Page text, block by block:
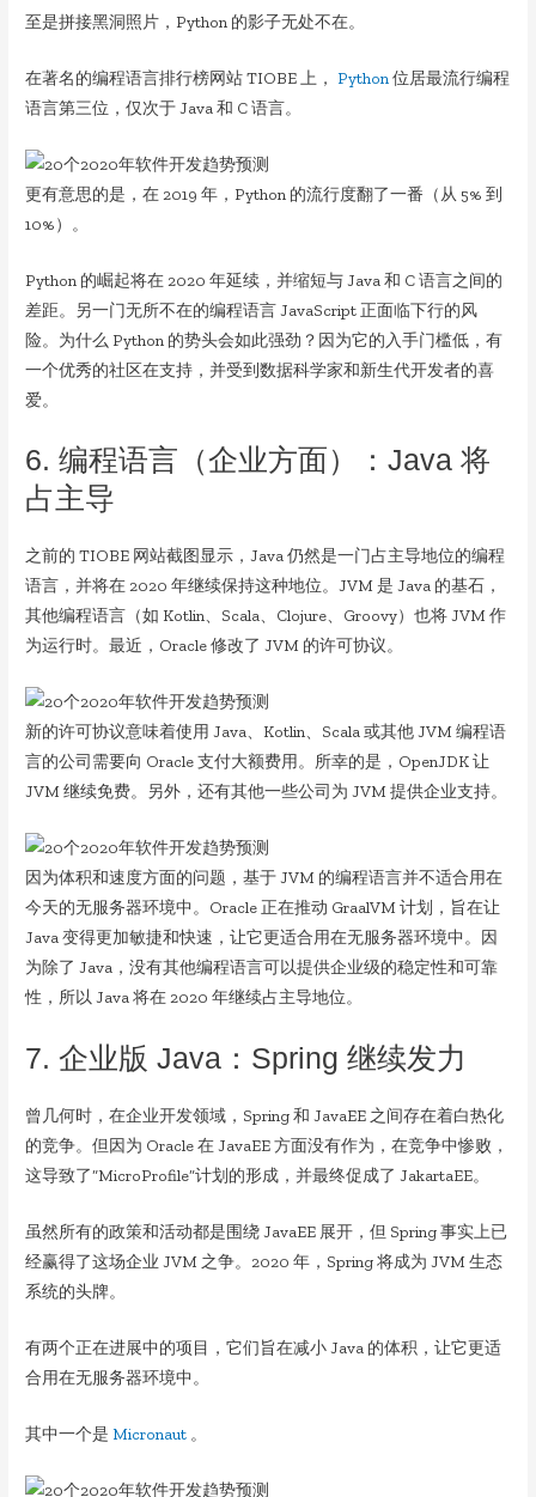
至是拼接黑洞照片，Python 的影子无处不在。
在著名的编程语言排行榜网站 TIOBE 上， Python位居最流行编程
语言第三位，仅次于 Java 和 C 语言。
更有意思的是，在 2019 年，Python 的流行度翻了一番（从 5% 到
10%）。
Python 的崛起将在 2020 年延续，并缩短与 Java 和 C 语言之间的
差距。另一门无所不在的编程语言 JavaScript 正面临下行的风
险。为什么 Python 的势头会如此强劲？因为它的入手门槛低，有
一个优秀的社区在支持，并受到数据科学家和新生代开发者的喜
爱。
6. 编程语言（企业方面）：Java 将
占主导
之前的 TIOBE 网站截图显示，Java 仍然是一门占主导地位的编程
语言，并将在 2020 年继续保持这种地位。JVM 是 Java 的基石，
其他编程语言（如 Kotlin、Scala、Clojure、Groovy）也将 JVM 作
为运行时。最近，Oracle 修改了 JVM 的许可协议。
新的许可协议意味着使用 Java、Kotlin、Scala 或其他 JVM 编程语
言的公司需要向 Oracle 支付大额费用。所幸的是，OpenJDK 让
JVM 继续免费。另外，还有其他一些公司为 JVM 提供企业支持。
因为体积和速度方面的问题，基于 JVM 的编程语言并不适合用在
今天的无服务器环境中。Oracle 正在推动 GraalVM 计划，旨在让
Java 变得更加敏捷和快速，让它更适合用在无服务器环境中。因
为除了 Java，没有其他编程语言可以提供企业级的稳定性和可靠
性，所以 Java 将在 2020 年继续占主导地位。
7. 企业版 Java：Spring 继续发力
曾几何时，在企业开发领域，Spring 和 JavaEE 之间存在着白热化
的竞争。但因为 Oracle 在 JavaEE 方面没有作为，在竞争中惨败，
这导致了“MicroProfile”计划的形成，并最终促成了 JakartaEE。
虽然所有的政策和活动都是围绕 JavaEE 展开，但 Spring 事实上已
经赢得了这场企业 JVM 之争。2020 年，Spring 将成为 JVM 生态
系统的头牌。
有两个正在进展中的项目，它们旨在减小 Java 的体积，让它更适
合用在无服务器环境中。
其中一个是Micronaut 。